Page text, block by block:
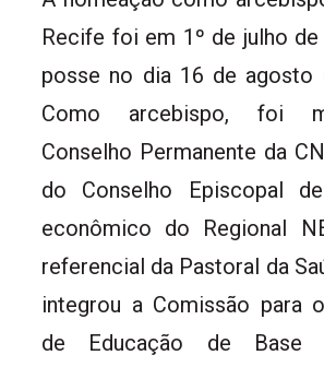
Recife foi em 1º de julho
posse no dia 16 de agosto
Como arcebispo, foi
Conselho Permanente da
do Conselho Episcopal
econômico do Regional
referencial da Pastoral da
integrou a Comissão para
de Educação de Base